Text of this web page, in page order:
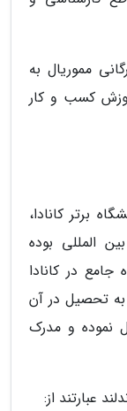
مموریال به
کسب و کار
به عنوان یکی از 30 دانشگاه برتر کانادا،
المللی بوده
در کانادا
به تحصیل در آن
نموده و مدرک
عبارتند از: